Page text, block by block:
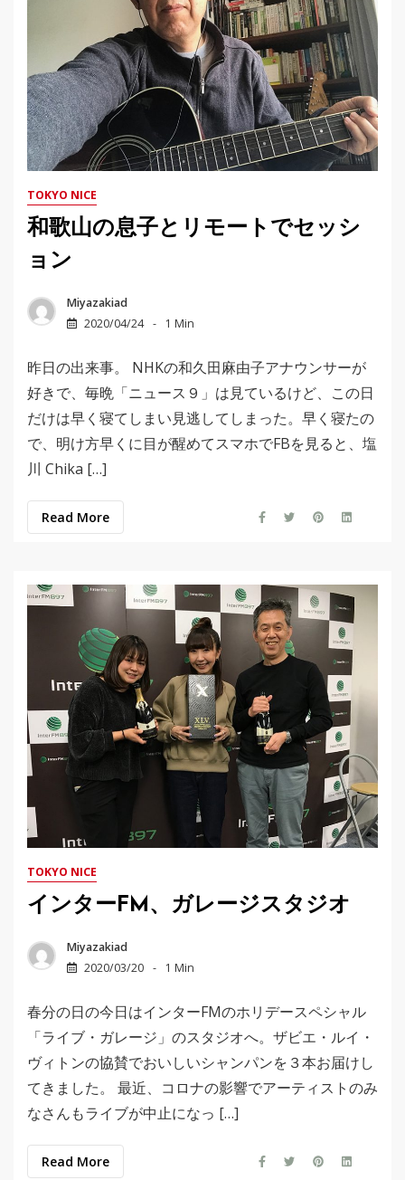
TOKYO NICE
和歌山の息子とリモートでセッシ
ョン
Miyazakiad
2020/04/24
1 Min
昨日の出来事。 NHKの和久田麻由子アナウンサーが
好きで、毎晩「ニュース９」は見ているけど、この日
だけは早く寝てしまい見逃してしまった。早く寝たの
で、明け方早くに目が醒めてスマホでFBを見ると、塩
川 Chika […]
Read More
TOKYO NICE
インターFM、ガレージスタジオ
Miyazakiad
2020/03/20
1 Min
春分の日の今日はインターFMのホリデースペシャル
「ライブ・ガレージ」のスタジオへ。ザビエ・ルイ・
ヴィトンの協賛でおいしいシャンパンを３本お届けし
てきました。 最近、コロナの影響でアーティストのみ
なさんもライブが中止になっ […]
Read More